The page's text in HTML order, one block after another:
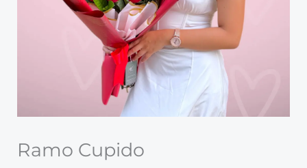
Ramo Cupido